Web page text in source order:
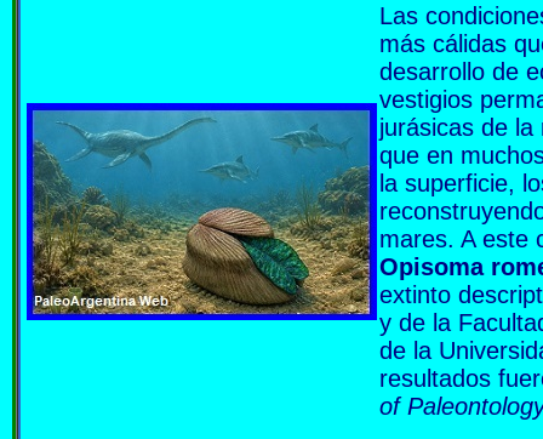
Las
más cálidas
desarrollo de
vestigios
jurásicas de
que en
la superficie,
mares. A este
Opisoma
extinto
y de la
de la
resultados
of